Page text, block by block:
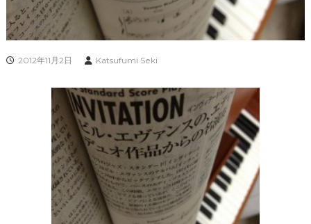
2012年11月2日 Katsufumi Seki